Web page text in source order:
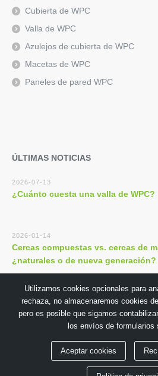
Cubierta de WPC
Valla de WPC
Azulejos de cubierta de WPC
Macetas de WPC
Paneles de pared WPC
ÚLTIMAS NOTICIAS
2026-07-13
¿Cuánto cuesta una valla de WPC?
2026-01-14
Cercas compuestas vs. cercas de
¿naturales o de nueva generación?
Copyright © 2018 por GuangDong
Utilizamos cookies opcionales para
rechaza, no almacenaremos cookies
pero es posible que sigamos
los envíos de formularios
Aceptar cookies